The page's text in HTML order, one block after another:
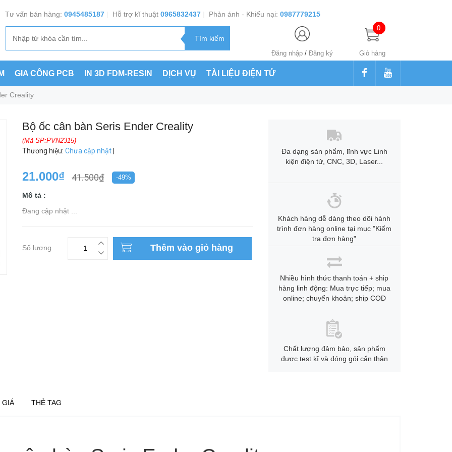
Tư vấn bán hàng: 0945485187| Hỗ trợ kĩ thuật 0965832437| Phản ánh - Khiếu nại: 0987779215
Đăng nhập/ Đăng ký Giỏ hàng
0
GIA CÔNG PCB IN 3D FDM-RESIN DỊCH VỤ TÀI LIỆU ĐIỆN TỬ
Creality
Bộ ốc cân bàn Seris Ender Creality
(Mã SP:PVN2315)
Thương hiệu: Chưa cập nhật
21.000₫ 41.500₫ -49%
Mô tả :
Đang cập nhật ...
Số lượng Thêm vào giỏ hàng
Đa dạng sản phẩm, lĩnh vực Linh
kiện điện tử, CNC, 3D, Laser...
Khách hàng dễ dàng theo dõi hành
trình đơn hàng online tại mục "Kiểm
tra đơn hàng"
Nhiều hình thức thanh toán + ship
hàng linh động: Mua trực tiếp; mua
online; chuyển khoản; ship COD
Chất lượng đảm bảo, sản phẩm
được test kĩ và đóng gói cẩn thận
GIÁ THẺ TAG